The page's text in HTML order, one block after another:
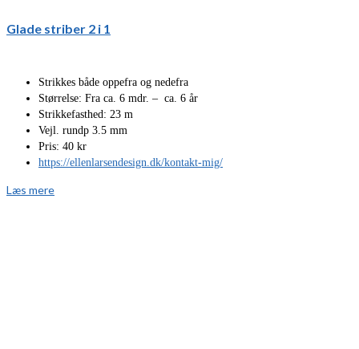
Glade striber 2 i 1
Strikkes både oppefra og nedefra
Størrelse: Fra ca. 6 mdr. – ca. 6 år
Strikkefasthed: 23 m
Vejl. rundp 3.5 mm
Pris: 40 kr
https://ellenlarsendesign.dk/kontakt-mig/
Læs mere